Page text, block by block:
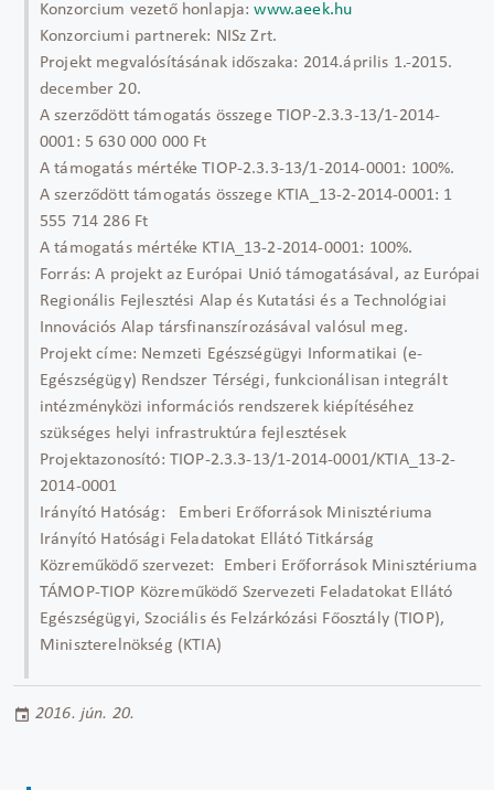
Konzorcium vezető honlapja:www.aeek.hu
Konzorciumi partnerek: NISz Zrt.
Projekt megvalósításának időszaka: 2014.április 1.-2015.
december 20.
A szerződött támogatás összege TIOP-2.3.3-13/1-2014-
0001: 5 630 000 000 Ft
A támogatás mértéke TIOP-2.3.3-13/1-2014-0001: 100%.
A szerződött támogatás összege KTIA_13-2-2014-0001: 1
555 714 286 Ft
A támogatás mértéke KTIA_13-2-2014-0001: 100%.
Forrás: A projekt az Európai Unió támogatásával, az Európai
Regionális Fejlesztési Alap és Kutatási és a Technológiai
Innovációs Alap társfinanszírozásával valósul meg.
Projekt címe: Nemzeti Egészségügyi Informatikai (e-
Egészségügy) Rendszer Térségi, funkcionálisan integrált
intézményközi információs rendszerek kiépítéséhez
szükséges helyi infrastruktúra fejlesztések
Projektazonosító: TIOP-2.3.3-13/1-2014-0001/KTIA_13-2-
2014-0001
Irányító Hatóság: Emberi Erőforrások Minisztériuma
Irányító Hatósági Feladatokat Ellátó Titkárság
Közreműködő szervezet: Emberi Erőforrások Minisztériuma
TÁMOP-TIOP Közreműködő Szervezeti Feladatokat Ellátó
Egészségügyi, Szociális és Felzárkózási Főosztály (TIOP),
Miniszterelnökség (KTIA)
2016. jún. 20.